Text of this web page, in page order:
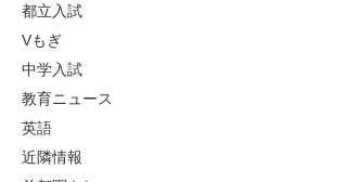
都立入試
Vもぎ
中学入試
教育ニュース
英語
近隣情報